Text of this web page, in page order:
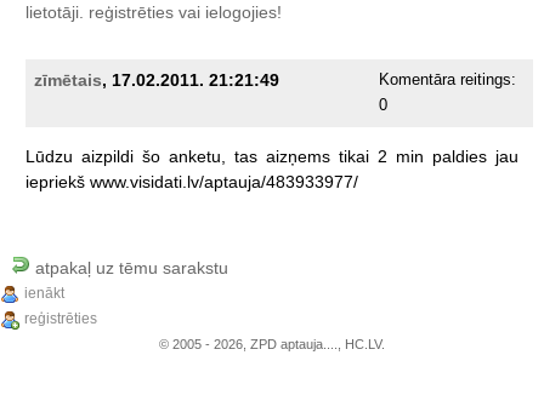
lietotāji. reģistrētiesvai ielogojies!
zīmētais, 17.02.2011. 21:21:49
Komentāra reitings:
0
Lūdzu aizpildi šo anketu, tas aizņems tikai 2 min paldies jau
iepriekš www.visidati.lv/aptauja/483933977/
atpakaļ uz tēmu sarakstu
ienākt
reģistrēties
© 2005 - 2026, ZPD aptauja...., HC.LV.